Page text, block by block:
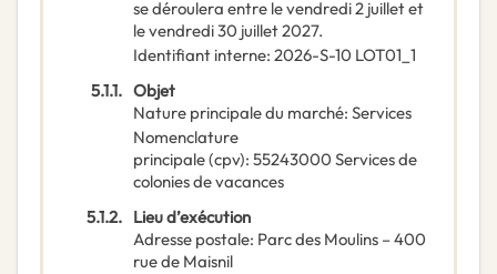
se déroulera entre le vendredi 2 juillet et
le vendredi 30 juillet 2027.
Identifiant interne: 2026-S-10 LOT01_1
5.1.1. Objet
Nature principale du marché: Services
Nomenclature
principale(cpv): 55243000 Services de
colonies de vacances
5.1.2. Lieu d’exécution
Adresse postale: Parc des Moulins – 400
rue de Maisnil